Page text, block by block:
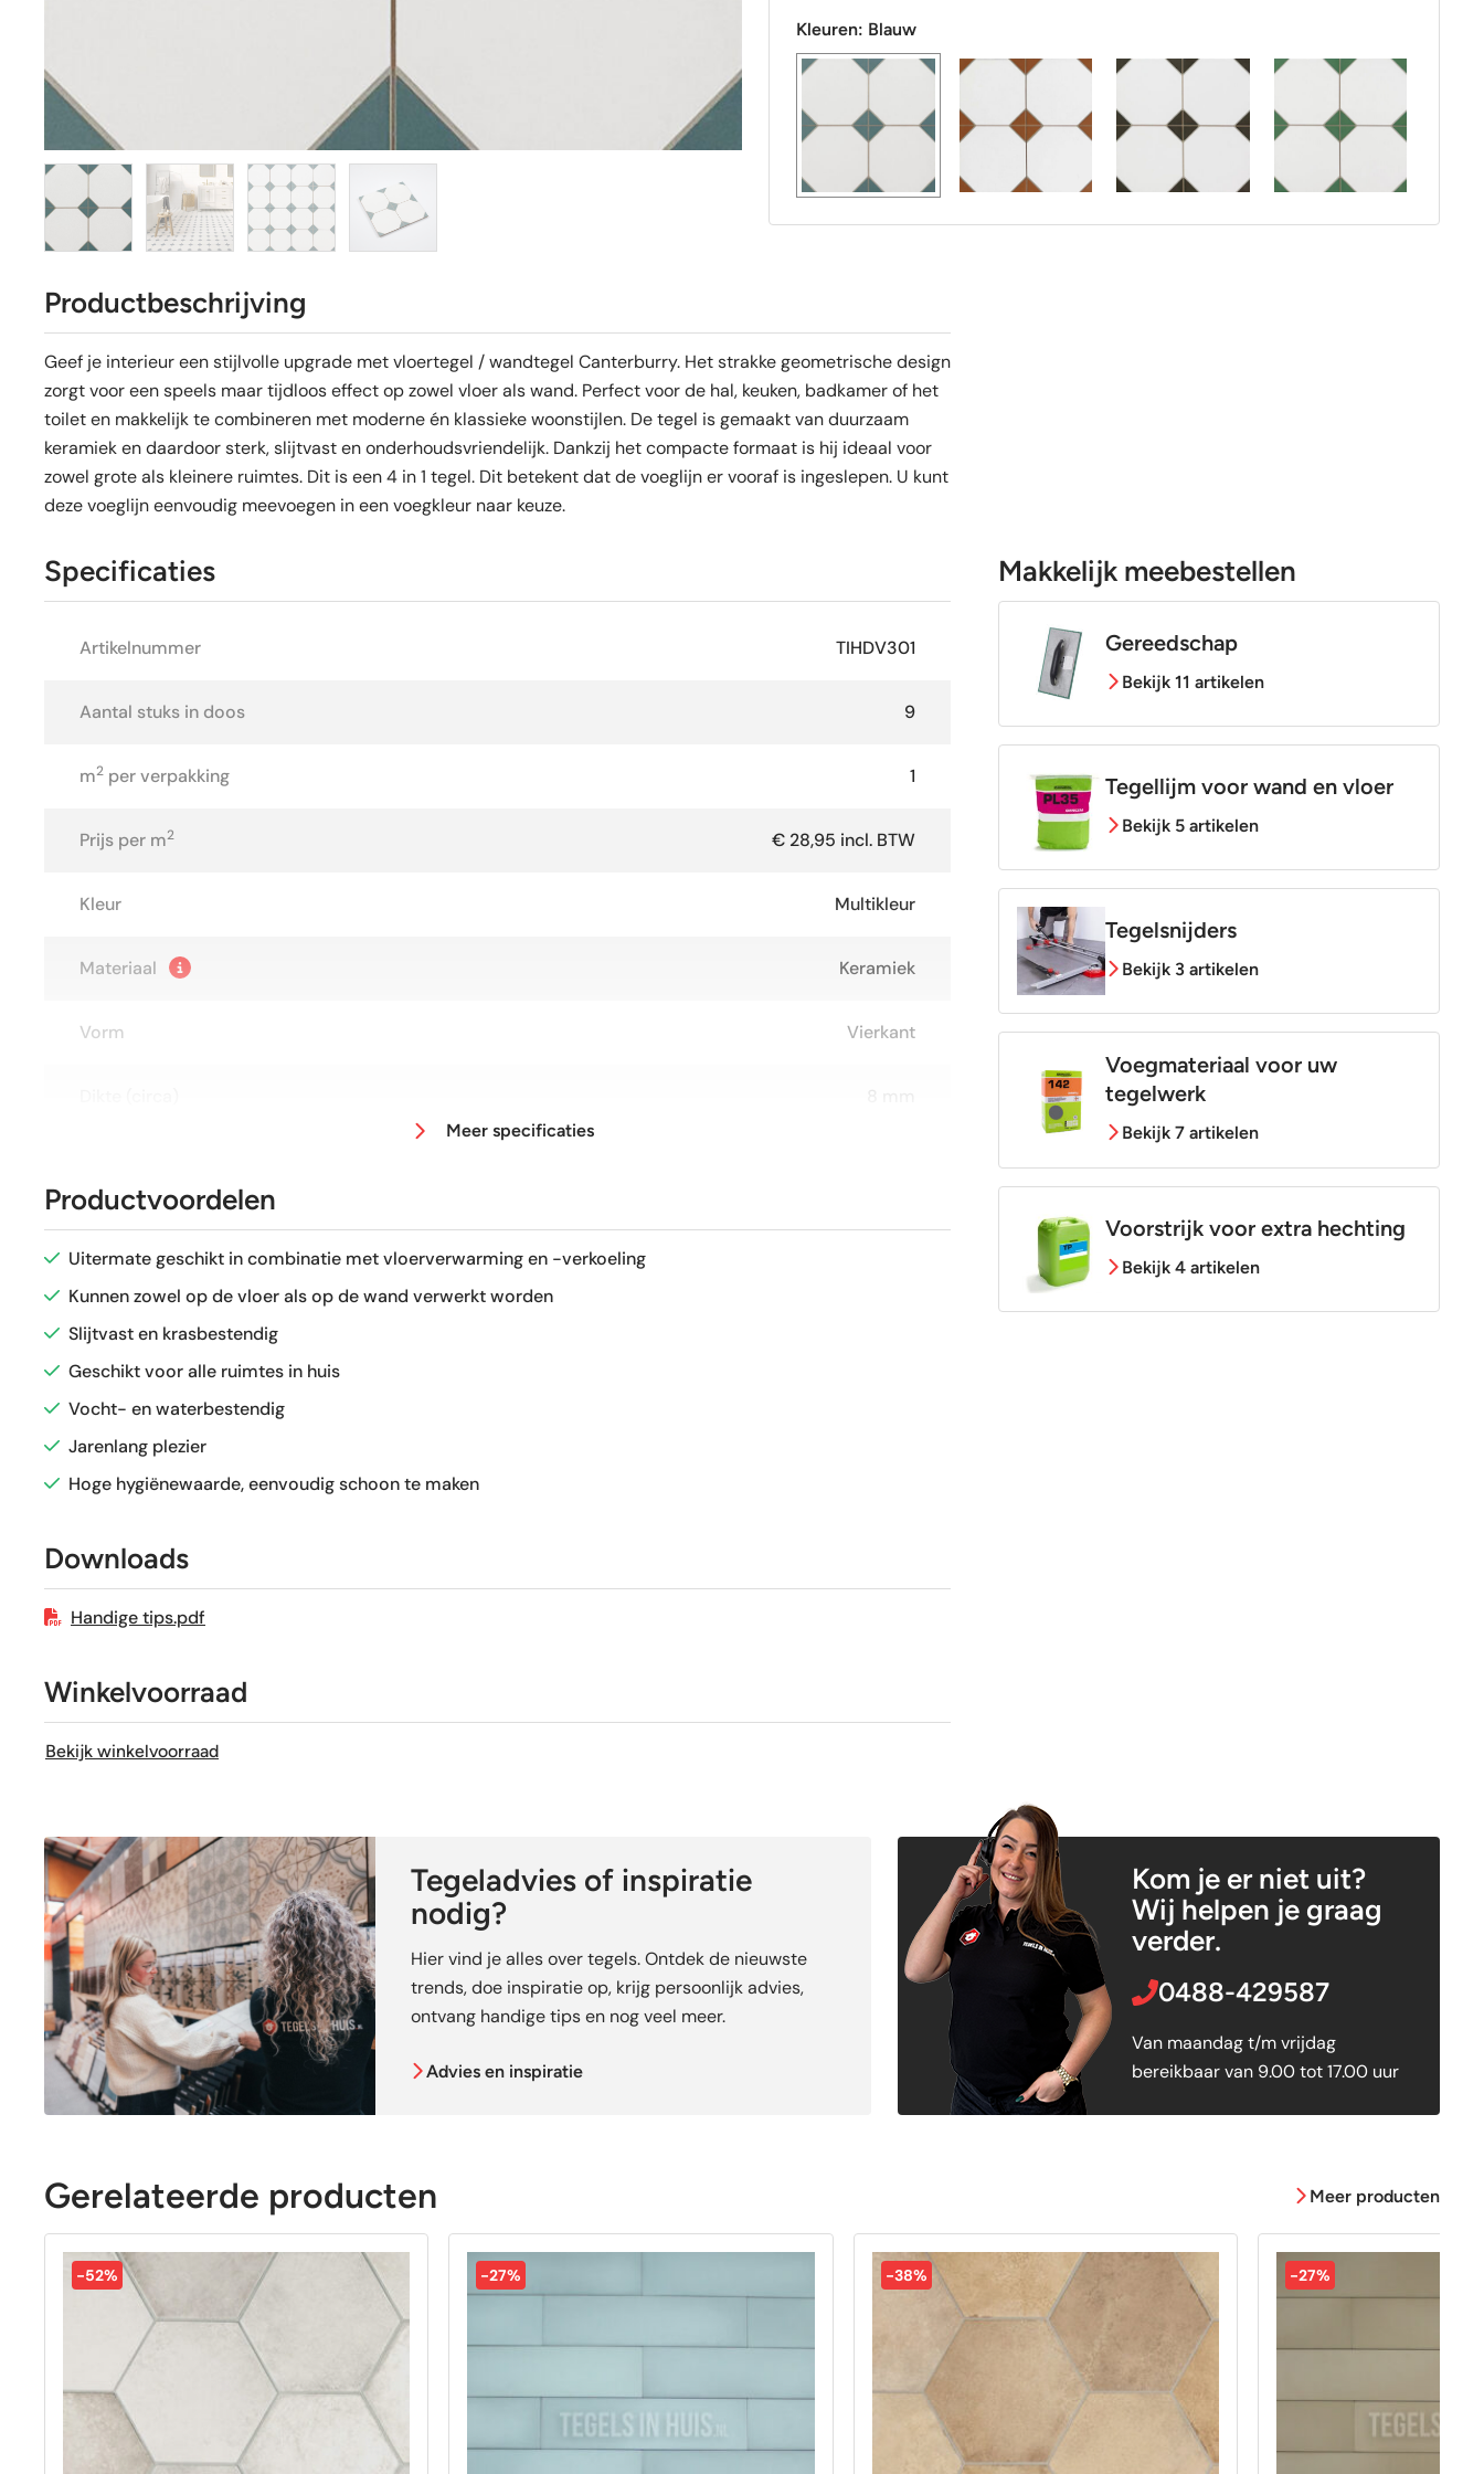
Kleuren: Blauw
Productbeschrijving
Geef je interieur een stijlvolle upgrade met vloertegel / wandtegel Canterburry. Het strakke geometrische design
zorgt voor een speels maar tijdloos effect op zowel vloer als wand. Perfect voor de hal, keuken, badkamer of het
toilet en makkelijk te combineren met moderne én klassieke woonstijlen. De tegel is gemaakt van duurzaam
keramiek en daardoor sterk, slijtvast en onderhoudsvriendelijk. Dankzij het compacte formaat is hij ideaal voor
zowel grote als kleinere ruimtes. Dit is een 4 in 1 tegel. Dit betekent dat de voeglijn er vooraf is ingeslepen. U kunt
deze voeglijn eenvoudig meevoegen in een voegkleur naar keuze.
Specificaties
Artikelnummer TIHDV301
Aantal stuks in doos 9
m2 per verpakking 1
Prijs per m2 € 28,95 incl. BTW
Kleur Multikleur
Materiaal Keramiek
Vorm Vierkant
Antislipwaarde R9
Glans / Mat
Vorstbestendig
Sortering
Craquelé
Geschikt voor vloerverwarming
Meer specificaties
Productvoordelen
Uitermate geschikt in combinatie met vloerverwarming en -verkoeling
Kunnen zowel op de vloer als op de wand verwerkt worden
Slijtvast en krasbestendig
Geschikt voor alle ruimtes in huis
Vocht- en waterbestendig
Jarenlang plezier
Hoge hygiënewaarde, eenvoudig schoon te maken
Downloads
Handige tips.pdf
Winkelvoorraad
Bekijk winkelvoorraad
Makkelijk meebestellen
Gereedschap
Bekijk 11 artikelen
Tegellijm voor wand en vloer
Bekijk 5 artikelen
Tegelsnijders
Bekijk 3 artikelen
Voegmateriaal voor uw
tegelwerk
Bekijk 7 artikelen
Voorstrijk voor extra hechting
Bekijk 4 artikelen
Tegeladvies of inspiratie
nodig?
Hier vind je alles over tegels. Ontdek de nieuwste
trends, doe inspiratie op, krijg persoonlijk advies,
ontvang handige tips en nog veel meer.
Advies en inspiratie
Kom je er niet uit?
Wij helpen je graag
verder.
0488-429587
Van maandag t/m vrijdag
bereikbaar van 9.00 tot 17.00 uur
Gerelateerde producten Meer producten
-52% -27% -38% -27%